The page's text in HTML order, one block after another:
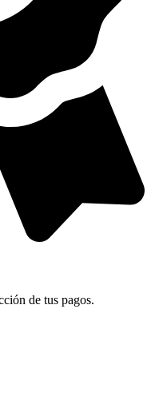
de tus pagos.